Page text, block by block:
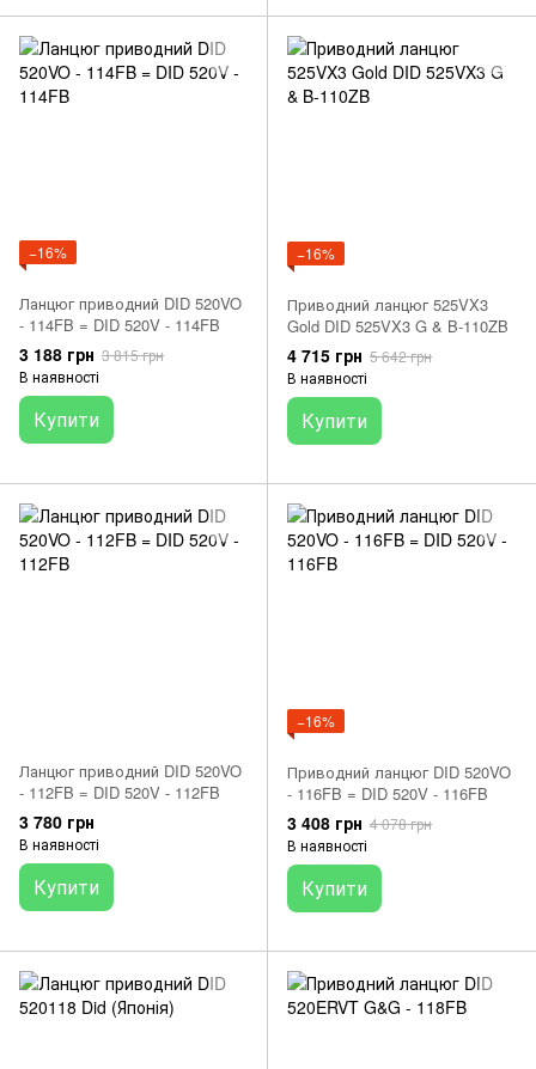
−16%
Ланцюг приводний DID 520VO
- 114FB = DID 520V - 114FB
3 188 грн 3 815 грн
В наявності
Купити
−16%
Приводний ланцюг 525VX3
Gold DID 525VX3 G & B-110ZB
4 715 грн 5 642 грн
В наявності
Купити
Ланцюг приводний DID 520VO
- 112FB = DID 520V - 112FB
3 780 грн
В наявності
Купити
−16%
Приводний ланцюг DID 520VO
- 116FB = DID 520V - 116FB
3 408 грн 4 078 грн
В наявності
Купити